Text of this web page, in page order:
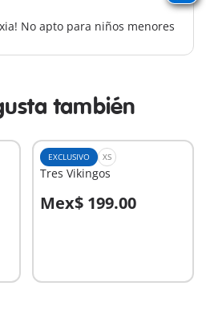
No apto para niños menores
también
EXCLUSIVO XS
Tres Vikingos
Mex$ 199.00
A la cesta